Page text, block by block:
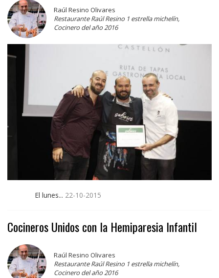
Raúl Resino Olivares
Restaurante Raúl Resino 1 estrella michelín,
Cocinero del año 2016
El lunes... 22-10-2015
Cocineros Unidos con la Hemiparesia Infantil
Raúl Resino Olivares
Restaurante Raúl Resino 1 estrella michelín,
Cocinero del año 2016